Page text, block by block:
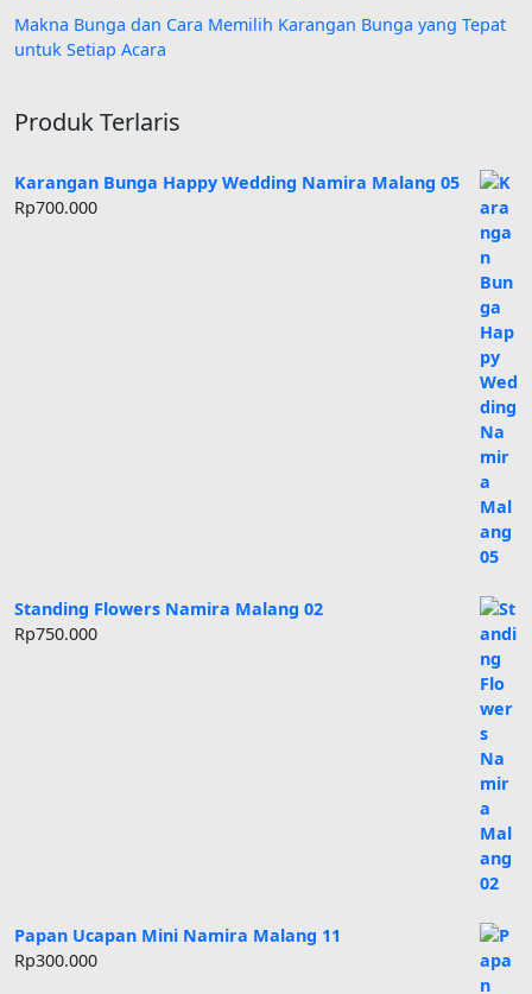
Makna Bunga dan Cara Memilih Karangan Bunga yang Tepat
untuk Setiap Acara
Produk Terlaris
Karangan Bunga Happy Wedding Namira Malang 05
Rp700.000
Standing Flowers Namira Malang 02
Rp750.000
Papan Ucapan Mini Namira Malang 11
Rp300.000